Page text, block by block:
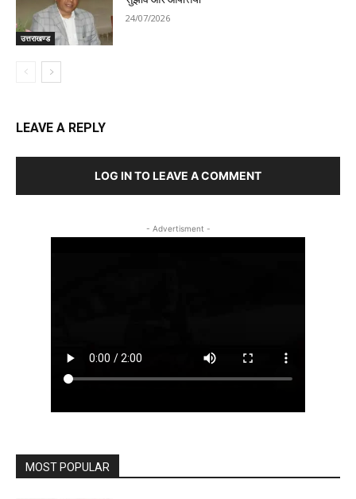
उत्तराखण्ड
24/07/2026
LEAVE A REPLY
LOG IN TO LEAVE A COMMENT
- Advertisment -
MOST POPULAR